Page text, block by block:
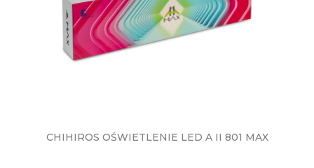
CHIHIROS OŚWIETLENIE LED A II 801 MAX